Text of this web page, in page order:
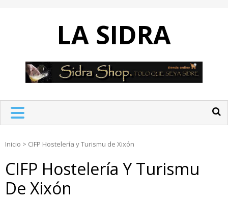
LA SIDRA
Inicio > CIFP Hostelería y Turismu de Xixón
CIFP Hostelería Y Turismu
De Xixón